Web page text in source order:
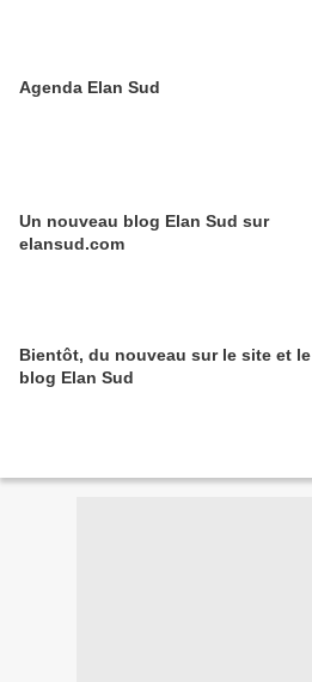
Agenda Elan Sud
Un nouveau blog Elan Sud sur
elansud.com
Bientôt, du nouveau sur le site et le
blog Elan Sud